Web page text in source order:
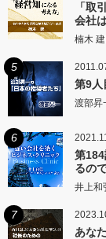
「取
会社
楠木
5
第9人
渡部昇
6
第
るの
井上和
7
あな